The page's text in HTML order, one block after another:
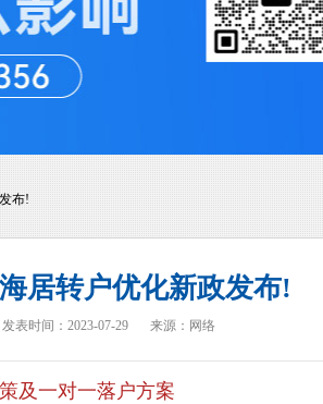
布!
居转户优化新政发布!
发表时间：2023-07-29 来源：网络
及一对一落户方案